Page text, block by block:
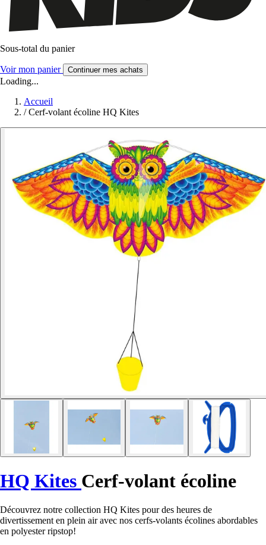
Sous-total du panier
Voir mon panier Continuer mes achats
Loading...
Accueil
/ Cerf-volant écoline HQ Kites
HQ Kites Cerf-volant écoline
Découvrez notre collection HQ Kites pour des heures de
divertissement en plein air avec nos cerfs-volants écolines abordables
en polyester ripstop!